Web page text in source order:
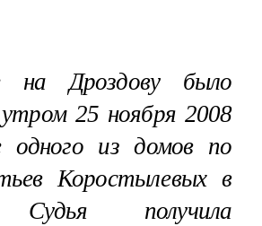
на Дроздову было
25 ноября 2008
одного из домов по
Коростылевых в
Судья получила